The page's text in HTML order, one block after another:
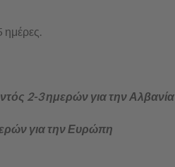
2-3 ημερών για την Αλβανία
για την Ευρώπη